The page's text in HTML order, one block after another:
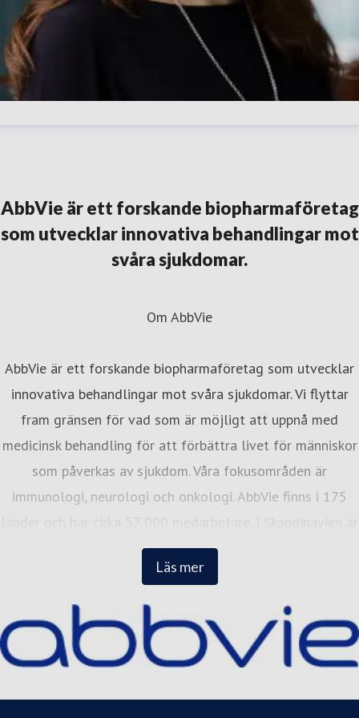
395 373
AbbVie är ett forskande biopharmaföretag
som utvecklar innovativa behandlingar mot
svåra sjukdomar.
Läs mer
Om AbbVie
AbbVie är ett forskande biopharmaföretag som utvecklar
innovativa behandlingar mot svåra sjukdomar. Vi flyttar
fram gränsen för vad som är möjligt att uppnå med
medicinsk behandling för att förbättra livet för människor
som påverkas av sjukdom. Våra fokusområden är
immunologi, neurologi och onkologi. AbbVie finns i 175
vi cirka 300 medarbetare med kontor i Stockholm, Oslo
och Köpenhamn. I alla tre länder placerar vi oss på Great
Besök gärna vår hemsida: abbvie.se, Facebook
@AbbVieSverige, och Instagram.